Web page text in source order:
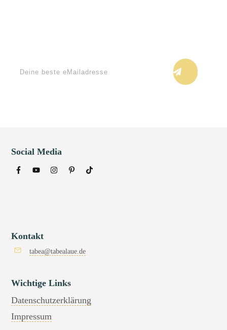
Social Media
Kontakt
tabea@tabealaue.de
Wichtige Links
Datenschutzerklärung
Impressum